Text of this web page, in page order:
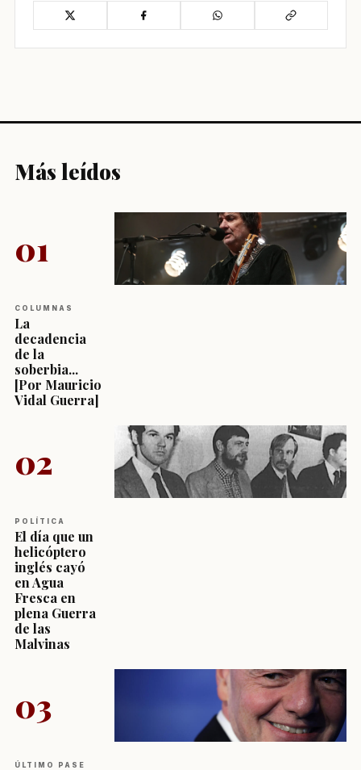
Más leídos
01
COLUMNAS
La
decadencia
de la
soberbia...
[Por Mauricio
Vidal Guerra]
02
POLÍTICA
El día que un
helicóptero
inglés cayó
en Agua
Fresca en
plena Guerra
de las
Malvinas
03
ÚLTIMO PASE